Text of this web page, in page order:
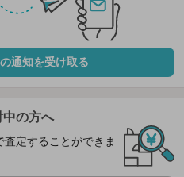
通知を受け取る
中の方へ
定することができま